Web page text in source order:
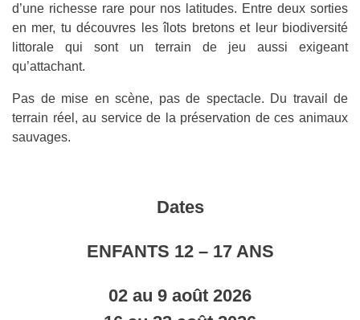
d’une richesse rare pour nos latitudes. Entre deux sorties
en mer, tu découvres les îlots bretons et leur biodiversité
littorale qui sont un terrain de jeu aussi exigeant
qu’attachant.
Pas de mise en scène, pas de spectacle. Du travail de
terrain réel, au service de la préservation de ces animaux
sauvages.
Dates
ENFANTS 12 – 17 ANS
02 au 9 août 2026